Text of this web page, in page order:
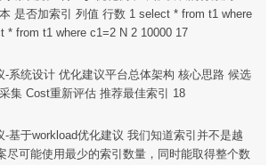
是否加索引 列值 行数 1 select * from t1 where
* from t1 where c1=2 N 2 10000 17
-系统设计 优化建议平台总体架构 核心思路 候选
集 Cost重新评估 推荐最佳索引 18
-基于workload优化建议 我们知道索引并不是越
尽可能使用最少的索引数量，同时能取得整个数